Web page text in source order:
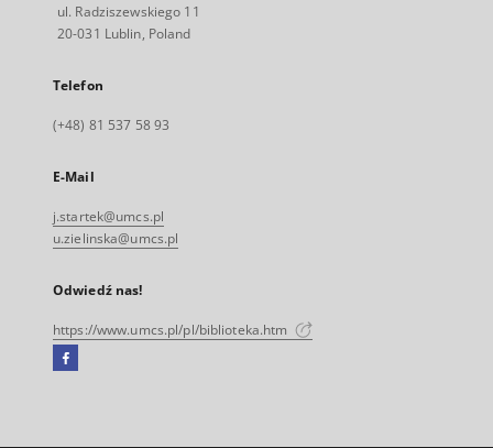
ul. Radziszewskiego 11
20-031 Lublin, Poland
Telefon
(+48) 81 537 58 93
E-Mail
j.startek@umcs.pl
u.zielinska@umcs.pl
Odwiedź nas!
https://www.umcs.pl/pl/biblioteka.htm
Facebook
się